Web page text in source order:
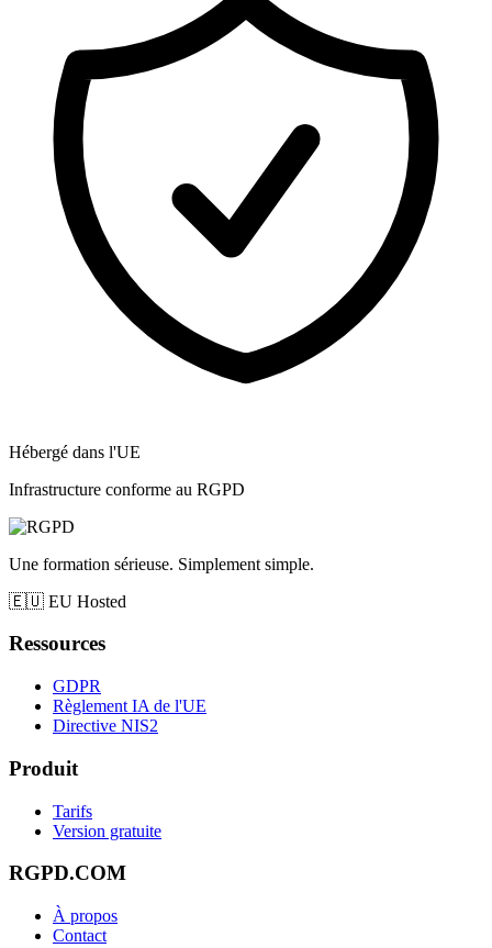
Hébergé dans l'UE
Infrastructure conforme au RGPD
Une formation sérieuse. Simplement simple.
🇪🇺 EU Hosted
Ressources
GDPR
Règlement IA de l'UE
Directive NIS2
Produit
Tarifs
Version gratuite
RGPD.COM
À propos
Contact